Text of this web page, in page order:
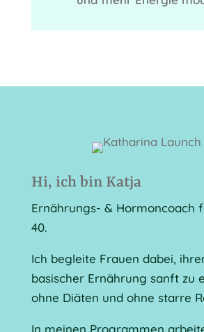
Hi, ich bin Katja
Ernährungs- & Hormoncoach
40.
Ich begleite Frauen dabei,
basischer Ernährung sanft zu
ohne Diäten und ohne starre
In meinen Programmen